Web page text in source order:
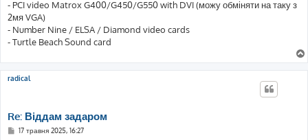
- PCI video Matrox G400/G450/G550 with DVI (можу обміняти на таку з
2мя VGA)
- Number Nine / ELSA / Diamond video cards
- Turtle Beach Sound card
radical
Re: Віддам задаром
П17 травня 2025, 16:27